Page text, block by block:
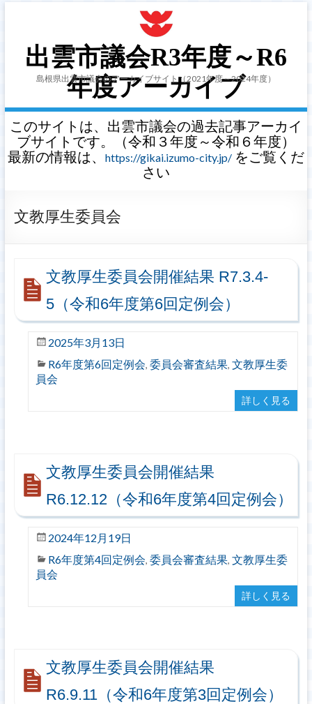
出雲市議会R3年度～R6
年度アーカイブ
島根県出雲市議会のアーカイブサイト（2021年度～2024年度）
このサイトは、出雲市議会の過去記事アーカイ
ブサイトです。（令和３年度～令和６年度）
最新の情報は、
https://gikai.izumo-city.jp/をご覧くだ
さい
文教厚生委員会
文教厚生委員会開催結果 R7.3.4-
5（令和6年度第6回定例会）
2025年3月13日
R6年度第6回定例会, 委員会審査結果, 文教厚生委
員会
詳しく見る
文教厚生委員会開催結果
R6.12.12（令和6年度第4回定例会）
2024年12月19日
R6年度第4回定例会, 委員会審査結果, 文教厚生委
員会
詳しく見る
文教厚生委員会開催結果
R6.9.11（令和6年度第3回定例会）